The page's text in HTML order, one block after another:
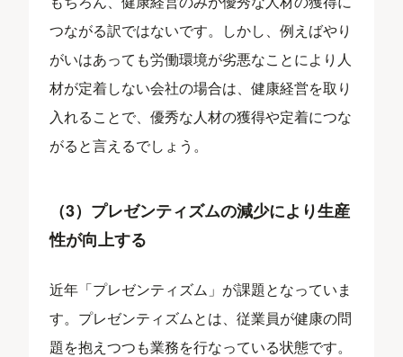
つながる訳ではないです。しかし、例えばやり
がいはあっても労働環境が劣悪なことにより人
材が定着しない会社の場合は、健康経営を取り
入れることで、優秀な人材の獲得や定着につな
がると言えるでしょう。
（3）プレゼンティズムの減少により生産
性が向上する
近年「プレゼンティズム」が課題となっていま
す。プレゼンティズムとは、従業員が健康の問
題を抱えつつも業務を行なっている状態です。